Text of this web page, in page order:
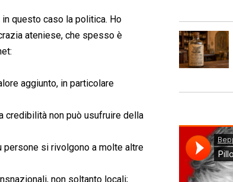
1
2
4
questo caso la politica. Ho
ateniese, che spesso è
aggiunto, in particolare
credibilità non può usufruire della
persone si rivolgono a molte altre
non soltanto locali;